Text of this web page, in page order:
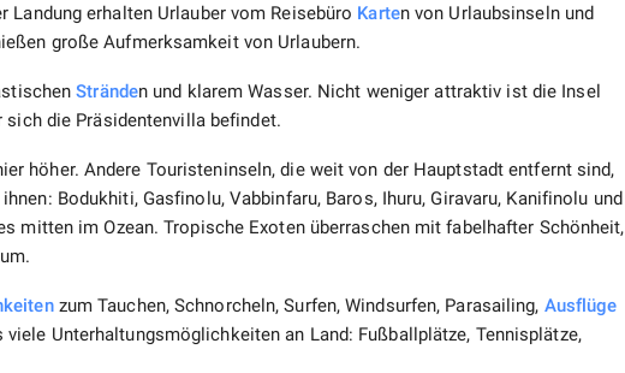
erhalten Urlauber vom Reisebüro Karten von Urlaubsinseln und
große Aufmerksamkeit von Urlaubern.
Stränden und klarem Wasser. Nicht weniger attraktiv ist die Insel
die Präsidentenvilla befindet.
höher. Andere Touristeninseln, die weit von der Hauptstadt entfernt sind,
Bodukhiti, Gasfinolu, Vabbinfaru, Baros, Ihuru, Giravaru, Kanifinolu und
mitten im Ozean. Tropische Exoten überraschen mit fabelhafter Schönheit,
zum Tauchen, Schnorcheln, Surfen, Windsurfen, Parasailing, Ausflüge
viele Unterhaltungsmöglichkeiten an Land: Fußballplätze, Tennisplätze,